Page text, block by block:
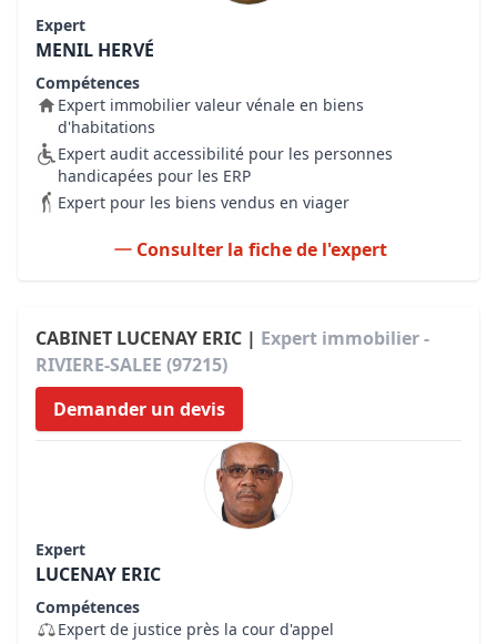
Expert
MENIL HERVÉ
Compétences
Expert immobilier valeur vénale en biens
d'habitations
Expert audit accessibilité pour les personnes
handicapées pour les ERP
Expert pour les biens vendus en viager
Consulter la fiche de l'expert
CABINET LUCENAY ERIC | Expert immobilier -
RIVIERE-SALEE (97215)
Demander un devis
Expert
LUCENAY ERIC
Compétences
Expert de justice près la cour d'appel